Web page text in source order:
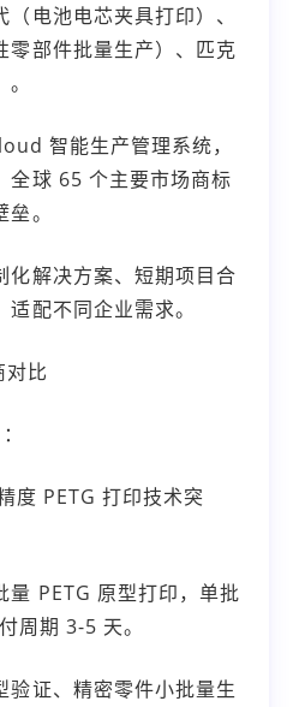
电池电芯夹具打印）、
零部件批量生产）、匹克
智能生产管理系统，
全球 65 个主要市场商标
。
化解决方案、短期项目合
配不同企业需求。
比
度 PETG 打印技术突
量 PETG 原型打印，单批
周期 3-5 天。
验证、精密零件小批量生